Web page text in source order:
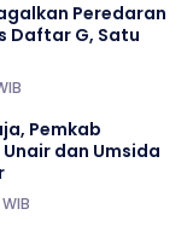
Peredaran
Daftar G, Satu
Pemkab
dan Umsida